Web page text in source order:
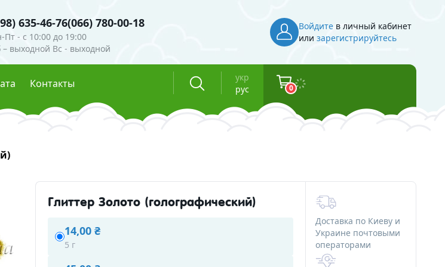
635-46-76(066) 780-00-18
Пт - c 10:00 до 19:00
– выходной Вс - выходной
Войдитев личный кабинет
или зарегистрируйтесь
Эфирные масла
Скрабы, воски, глины
Глины и пудры
Флаконы для косметики
Баночки для косметики
Вакуумные флаконы
Тубы для косметики
Контакты
укр
рус
0
Глиттер Золото (голографический)
14,00 ₴
5 г
Доставка по Киеву и
Украине почтовыми
операторами